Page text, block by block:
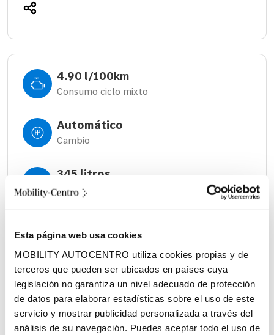
Esta página web usa cookies
MOBILITY AUTOCENTRO utiliza cookies propias y de
terceros que pueden ser ubicados en países cuya
legislación no garantiza un nivel adecuado de protección
de datos para elaborar estadísticas sobre el uso de este
servicio y mostrar publicidad personalizada a través del
análisis de su navegación. Puedes aceptar todo el uso de
4.90 l/100km
Consumo ciclo mixto
Automático
Cambio
345 litros
Volumen espacio de carga
Combustible